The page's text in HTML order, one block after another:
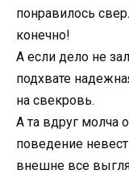
понравилось
конечно!
А если дело не
подхвате
на свекровь.
А та вдруг молча
поведение
внешне все